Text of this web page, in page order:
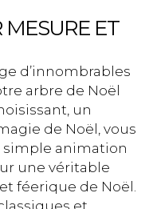
ET
d’innombrables
arbre de Noël
un
de Noël, vous
simple animation
une véritable
féerique de Noël.
et